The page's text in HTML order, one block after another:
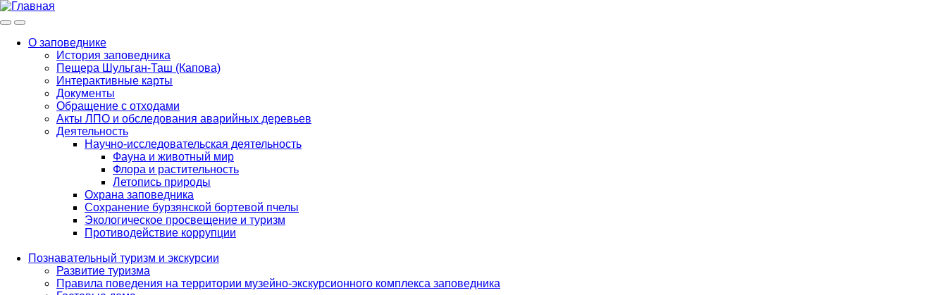
МенюИнфо
navigation
О заповеднике
История заповедника
Пещера Шульган-Таш (Капова)
Интерактивные карты
Документы
Обращение с отходами
Акты ЛПО и обследования аварийных деревьев
Деятельность
Научно-исследовательская деятельность
Фауна и животный мир
Флора и растительность
Летопись природы
Охрана заповедника
Сохранение бурзянской бортевой пчелы
Экологическое просвещение и туризм
Противодействие коррупции
Познавательный туризм и экскурсии
Развитие туризма
Правила поведения на территории музейно-экскурсионного комплекса заповедника